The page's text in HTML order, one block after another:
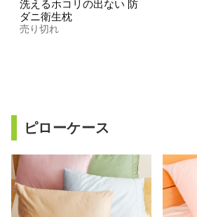
洗えるホコリの出ない 防
ダニ衛生枕
売り切れ
ピローケース